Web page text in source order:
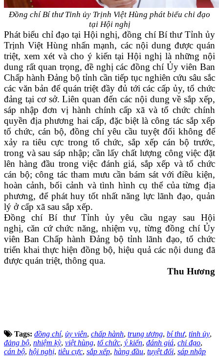
Đồng chí Bí thư Tỉnh ủy Trịnh Việt Hùng phát biểu chỉ đạo
tại Hội nghị
Phát biểu chỉ đạo tại Hội nghị, đồng chí Bí thư Tỉnh ủy
Trịnh Việt Hùng nhấn mạnh, các nội dung được quán
triệt, xem xét và cho ý kiến tại Hội nghị là những nội
dung rất quan trọng, đề nghị các đồng chí Ủy viên Ban
Chấp hành Đảng bộ tỉnh cần tiếp tục nghiên cứu sâu sắc
các văn bản để quán triệt đầy đủ tới các cấp ủy, tổ chức
đảng tại cơ sở. Liên quan đến các nội dung về sắp xếp,
sáp nhập đơn vị hành chính cấp xã và tổ chức chính
quyền địa phương hai cấp, đặc biệt là công tác sắp xếp
tổ chức, cán bộ, đồng chí yêu cầu tuyệt đối không để
xảy ra tiêu cực trong tổ chức, sắp xếp cán bộ trước,
trong và sau sáp nhập; cần lấy chất lượng công việc đặt
lên hàng đầu trong việc đánh giá, sắp xếp và tổ chức
cán bộ; công tác tham mưu cần bám sát với điều kiện,
hoàn cảnh, bối cảnh và tình hình cụ thể của từng địa
phương, để phát huy tốt nhất năng lực lãnh đạo, quản
lý ở cấp xã sau sắp xếp.
Đồng chí Bí thư Tỉnh ủy yêu cầu ngay sau Hội
nghị, căn cứ chức năng, nhiệm vụ, từng đồng chí Ủy
viên Ban Chấp hành Đảng bộ tỉnh lãnh đạo, tổ chức
triển khai thực hiện đồng bộ, hiệu quả các nội dung đã
được quán triệt, thông qua.
Thu Hương
Tags: đồng chí, ủy viên, chấp hành, trung ương, bí thư, tỉnh ủy,
đảng bộ, nhiệm kỳ, việt hùng, tổ chức, ý kiến, đánh giá, chỉ đạo,
cán bộ, hội nghị, tiêu cực, sắp xếp, hàng đầu, tuyệt đối, sáp nhập